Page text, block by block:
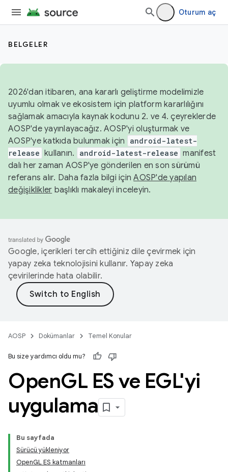
Oturum aç
BELGELER
2026'dan itibaren, ana kararlı geliştirme modelimizle
uyumlu olmak ve ekosistem için platform kararlılığını
sağlamak amacıyla kaynak kodunu 2. ve 4. çeyreklerde
AOSP'de yayınlayacağız. AOSP'yi oluşturmak ve
AOSP'ye katkıda bulunmak için
android-latest-
release kullanın. android-latest-release manifest
dalı her zaman AOSP'ye gönderilen en son sürümü
referans alır. Daha fazla bilgi içinAOSP'de yapılan
değişiklikler başlıklı makaleyi inceleyin.
Google, içerikleri tercih ettiğiniz dile çevirmek için
yapay zeka teknolojisini kullanır. Yapay zeka
çevirilerinde hata olabilir.
AOSP Dokümanlar Temel Konular
Bu size yardımcı oldu mu?
OpenGL ES ve EGL'yi
uygulama
Bu sayfada
Sürücü yükleniyor
OpenGL ES katmanları